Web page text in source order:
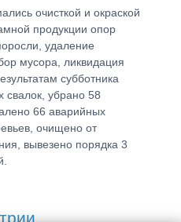
очисткой и окраской
продукции опор
удаление
мусора, ликвидация
субботника
свалок, убрано 58
66 аварийных
очищено от
вывезено порядка 3